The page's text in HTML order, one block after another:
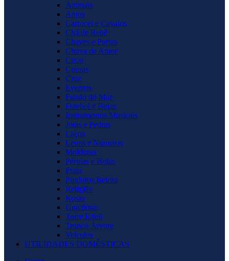
Animais
Anjos
Carrocel e Cavalos
Chá de Bebê
Chaves e Portas
Chuva de Amor
Circo
Coroas
Cruz
Eventos
Fundo do Mar
Futebol e Bolas
Instrumentos Musicais
Joias e Pedras
Laços
Letras e Números
Molduras
Pérolas e Bolas
Praia
Produtos Beleza
Religião
Rosas
Unicórnio
Torre Eifell
Tronco Árvore
Veículos
UTILIDADES DOMÉSTICAS